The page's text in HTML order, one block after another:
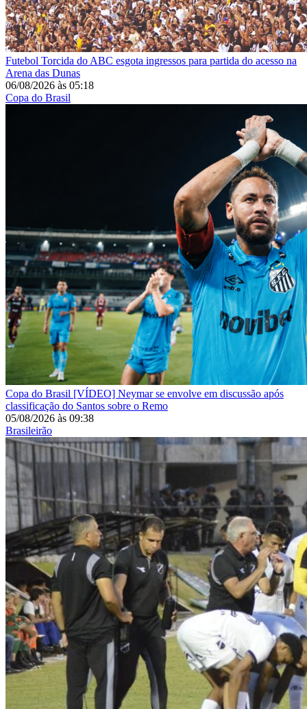
Futebol Torcida do ABC esgota ingressos para partida do acesso na
Arena das Dunas
06/08/2026 às 05:18
Copa do Brasil
Copa do Brasil [VÍDEO] Neymar se envolve em discussão após
classificação do Santos sobre o Remo
05/08/2026 às 09:38
Brasileirão